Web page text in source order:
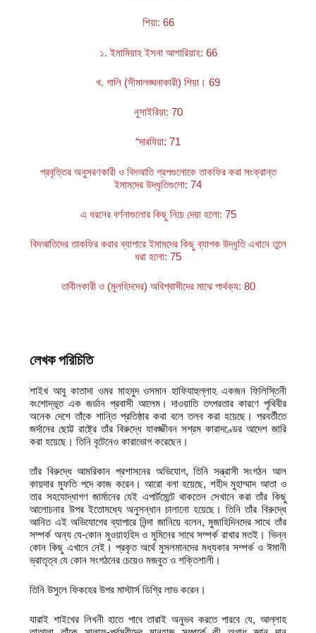
শিয়া: 66
১. ইমামিয়াহ ইসনা আশারিয়াহ: 66
খ. গালি (সীমালঙ্ঘনাকারী) শিয়া। 69
নুসাইরিয়া: 70
“দারযিয়া: 71
প্রবৃত্তির অনুসরণকারী ও বিদআতি গ্রপগুলোকে তাকফির করা সংক্রান্ত
ইমামদের উদ্ধৃতিগুলো: 74
এ ধরনের বর্ণনাগুলোর কিছু নিচে দেয়া হলো: 75
বিদআতিদের তাকফির করার ব্যাপারে ইমামদের কিছু ব্যাপক উদ্ধৃতি এখানে তুলে
ধরা হলো: 75
তাবীলকারী ও (মুলহিদদের) অবিশ্বাসীদের মাঝে পার্থক্য: 80
লেখক পরিচিতি
শাইখ আবু কাতাদা ওমর মাহমুদ ওসমান হাফিযাহুল্লাহ একজন ফিলিস্তিনী
বংশোদ্ভূত এক জর্ডান প্রবাসী আলেম। দাওয়াতি তৎপরতার কারণে পৃথিবীর
অনেক দেশে তাঁকে শান্তি প্রতিষ্ঠার কথা বলে তলব করা হয়েছে। পরবর্তীতে
জর্দানের ছোট্ট রাষ্ট্রে তাঁর বিরুদ্ধে যাবজ্জীবন সশ্রম কারাদণ্ডের আদেশ জারি
করা হয়েছে। তিনি বৃটেনেও কারাভোগ করেছেন।
তাঁর বিরুদ্ধে আমরিকান প্রশাসনের অভিযোগ, তিনি সন্ত্রাসী সংগঠন আল
কায়দার মুফতি পদে কাজ করেন। আরো বলা হয়েছে, শহীদ মুহাম্মাদ আতা ও
তার সহযোদ্ধাগণ জার্মানের যেই এপার্টমেন্টে থাকতেন সেখানে করা তাঁর কিছু
আলোচনার উপর ইতোমধ্যে অনুসন্ধান চালানো হয়েছে। তিনি তাঁর বিরুদ্ধে
আনিত এই অভিযোগের ব্যাপারে নিন্দা জানিয়ে বলেন, মুজাহিদিনদের সাথে তাঁর
সম্পর্ক অন্য যে-কোন মুওয়াহহিদ ও মুমিনের সাথে সম্পর্ক রাখার মতই। ভিন্ন
কোন কিছু এখানে নেই। প্রকৃত অর্থে মুসলমানদের মধ্যকার সম্পর্ক ও ঈমানী
ভ্রাতৃত্ব যে কোন সংগঠনের চেয়েও মজবুত ও শক্তিশালী।
তিনি উসুলে ফিকহের উপর মাস্টার্স ডিগ্রি লাভ করেন।
যারাই শাইখের লিখনী হাতে পাবে তারাই অনুভব করতে পারবে যে, আল্লাহ